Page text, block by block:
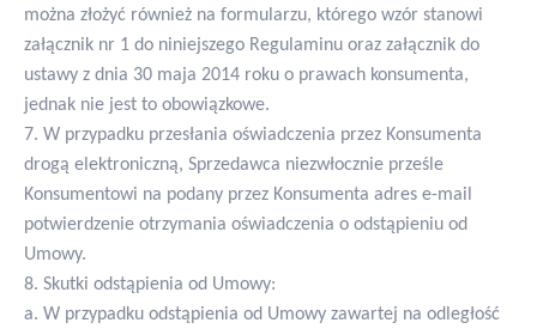
można złożyć również na formularzu, którego wzór stanowi
załącznik nr 1 do niniejszego Regulaminu oraz załącznik do
ustawy z dnia 30 maja 2014 roku o prawach konsumenta,
jednak nie jest to obowiązkowe.
7. W przypadku przesłania oświadczenia przez Konsumenta
drogą elektroniczną, Sprzedawca niezwłocznie prześle
Konsumentowi na podany przez Konsumenta adres e-mail
potwierdzenie otrzymania oświadczenia o odstąpieniu od
Umowy.
8. Skutki odstąpienia od Umowy:
a. W przypadku odstąpienia od Umowy zawartej na odległość